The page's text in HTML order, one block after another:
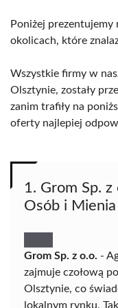
Poniżej
okolicach, które
Wszystkie firmy w
Olsztynie, zostały
zanim trafiły na
oferty najlepiej
1. Grom Sp.
Osób i Mienia
Grom Sp. z o.o. -
zajmuje czołową
Olsztynie, co
lokalnym rynku.